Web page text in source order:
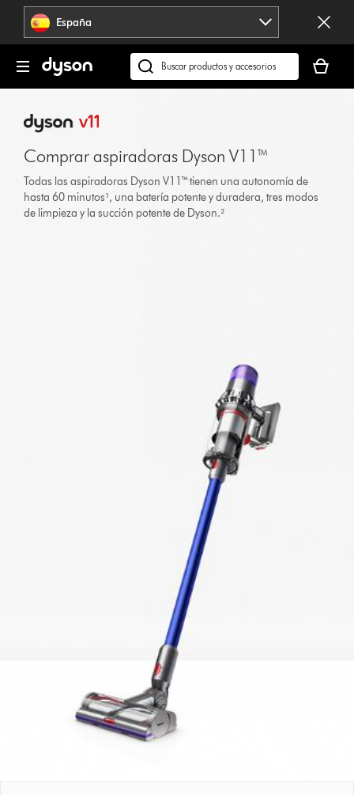
Omitir
navegación España
Buscar
en
cesta
está
Comprar aspiradoras Dyson V11™
Todas las aspiradoras Dyson V11™ tienen una autonomía de
hasta 60 minutos¹, una batería potente y duradera, tres modos
de limpieza y la succión potente de Dyson.²